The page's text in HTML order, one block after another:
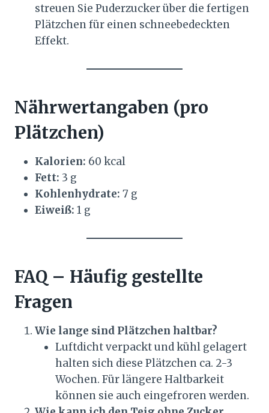
streuen Sie Puderzucker über die fertigen
Plätzchen für einen schneebedeckten
Effekt.
Nährwertangaben (pro
Plätzchen)
Kalorien: 60 kcal
Fett: 3 g
Kohlenhydrate: 7 g
Eiweiß: 1 g
FAQ – Häufig gestellte
Fragen
Wie lange sind Plätzchen haltbar?
Luftdicht verpackt und kühl gelagert
halten sich diese Plätzchen ca. 2-3
Wochen. Für längere Haltbarkeit
können sie auch eingefroren werden.